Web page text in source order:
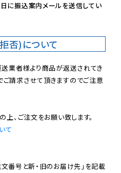
に振込案内メールを送信してい
否)について
業者様より商品が返送されてき
請求させて頂きますのでご注意
て
文番号と新・旧のお届け先」を記載